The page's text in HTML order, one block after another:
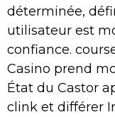
déterminée,
utilisateur est
confiance.
Casino prend
État du Castor
clink et différer